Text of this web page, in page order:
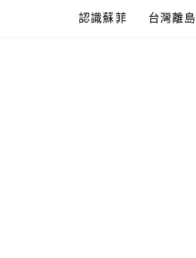
認識蘇菲 台灣離島